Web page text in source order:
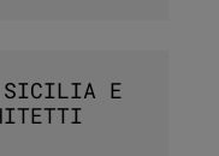
SICILIA E